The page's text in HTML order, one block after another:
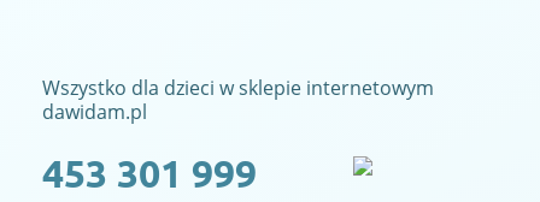
Wszystko dla dzieci w sklepie internetowym
dawidam.pl
453 301 999